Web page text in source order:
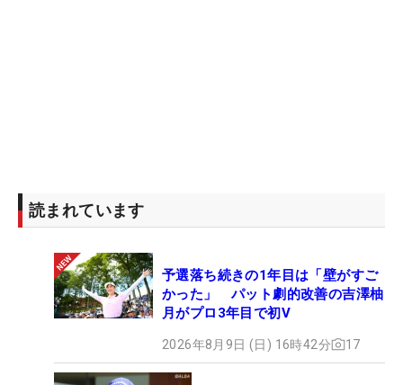
読まれています
予選落ち続きの1年目は「壁がすご
かった」 パット劇的改善の吉澤柚
月がプロ3年目で初V
2026年8月9日 (日) 16時42分 17